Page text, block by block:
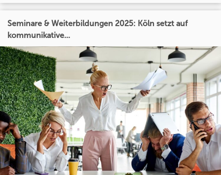
Seminare & Weiterbildungen 2025: Köln setzt auf
kommunikative...